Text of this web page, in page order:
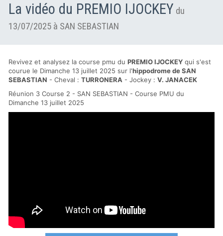
La vidéo du PREMIO IJOCKEY du
13/07/2025 à SAN SEBASTIAN
Revivez et analysez la course pmu du PREMIO IJOCKEY qui s'est
courue le Dimanche 13 juillet 2025 sur l'hippodrome de SAN
SEBASTIAN - Cheval : TURRONERA - Jockey : V. JANACEK
Réunion 3 Course 2 - SAN SEBASTIAN - Course PMU du
Dimanche 13 juillet 2025